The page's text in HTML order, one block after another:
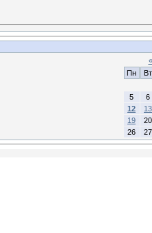
«
Пн
Вт
5
6
12
13
19
20
26
27